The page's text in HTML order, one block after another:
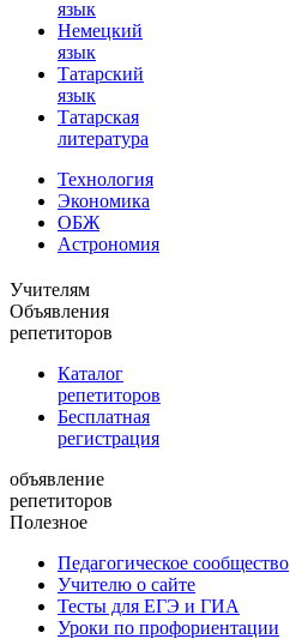
язык
Немецкий
язык
Татарский
язык
Татарская
литература
Технология
Экономика
ОБЖ
Астрономия
Учителям
Объявления
репетиторов
Каталог
репетиторов
Бесплатная
регистрация
объявление
репетиторов
Полезное
Педагогическое сообщество
Учителю о сайте
Тесты для ЕГЭ и ГИА
Уроки по профориентации